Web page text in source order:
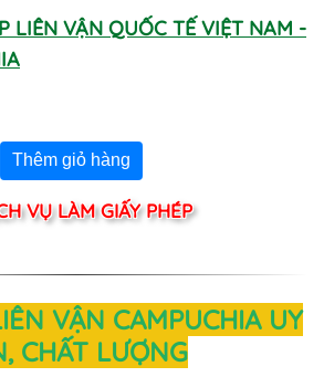
LIÊN VẬN QUỐC TẾ VIỆT NAM -
Thêm giỏ hàng
VỤ LÀM GIẤY PHÉP
VẬN CAMPUCHIA UY
CHẤT LƯỢNG